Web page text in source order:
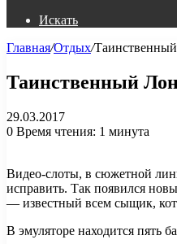
Искать
Главная/Отдых/Таинственный
Таинственный
29.03.2017
0 Время чтения: 1 минута
Видео-слоты, в сюжетной
исправить. Так появился
— известный всем сыщик,
В эмуляторе находится пять